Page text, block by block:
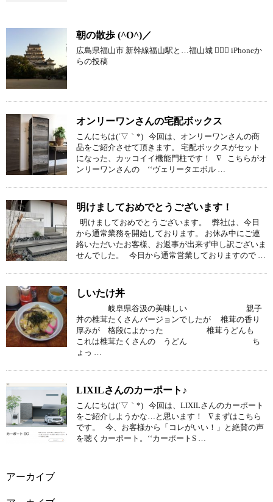
朝の散歩 (^O^)／
広島県福山市 新幹線福山駅と…福山城  iPhoneか
らの投稿
オンリーワンさんの宅配ボックス
こんにちは(´▽｀*) 今回は、オンリーワンさんの商
品をご紹介させて頂きます。 宅配ボックスがセット
になった、カッコイイ機能門柱です！ ∇ こちらがオ
ンリーワンさんの ‘‘ヴェリータエボル …
明けましておめでとうございます！
明けましておめでとうございます。 弊社は、今日
から通常業務を開始しております。 お休み中にご連
絡いただいたお客様、お返事が出来ず申し訳ございま
せんでした。 今日から通常営業しておりますので …
しいたけ丼
岐阜県谷汲の美味しい 親子
丼の椎茸たくさんバージョンでしたが 椎茸の香り
厚みが 格段によかった 椎茸うどんも
これは椎茸たくさんの うどん ち
ょっ …
LIXILさんのカーポート♪
こんにちは(´▽｀*) 今回は、LIXILさんのカーポート
をご紹介しようかな…と思います！ ∇まずはこちら
です。 今、お客様から「コレがいい！」と絶賛の声
を聴くカーポート。‘‘カーポートS …
アーカイブ